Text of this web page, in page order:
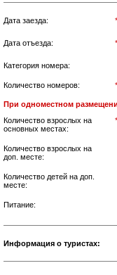
Дата заезда: *
Дата отъезда: *
Категория номера:
Количество номеров: *
При одноместном
Количество взрослых на
основных местах:
*
Количество взрослых на
доп. месте:
Количество детей на доп.
месте:
Питание:
Информация о туристах: